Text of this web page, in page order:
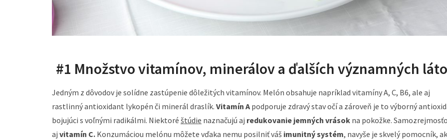
#1 Množstvo vitamínov, minerálov a ďalších významných
Jedným z dôvodov je solídne zastúpenie dôležitých vitamínov. Melón obsahuje napríklad vitamíny A, C, B6, ale aj
rastlinný antioxidant lykopén či minerál draslík. Vitamín A podporuje zdravý stav očí a zároveň je to výborný
bojujúci s voľnými radikálmi. Niektoré štúdie naznačujú aj redukovanie jemných vrások na pokožke.
aj vitamín C. Konzumáciou melónu môžete vďaka nemu posilniť váš imunitný systém, navyše je skvelý pomocník,